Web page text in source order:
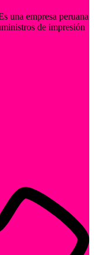
una empresa peruana
de impresión